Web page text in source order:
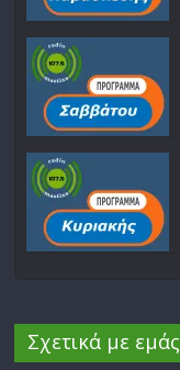
Σχετικά με εμάς